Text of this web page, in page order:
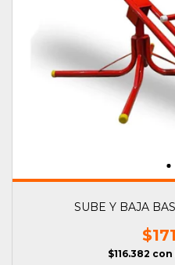
SUBE Y BAJA
$116.382 con